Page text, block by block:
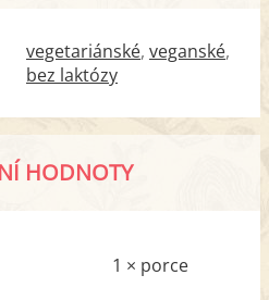
vegetariánské veganské
bez laktózy
HODNOTY
1 × porce